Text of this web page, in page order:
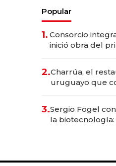
Popular
1. Consorcio
inició obra del
millones
2.Charrúa, el
uruguayo que
anticipación y
3.Sergio Fogel
la biotecnología: